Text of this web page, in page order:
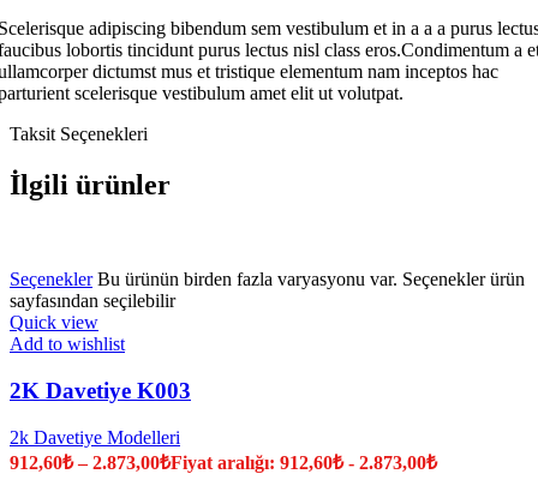
adipiscing bibendum sem vestibulum et in a a a purus
lobortis tincidunt purus lectus nisl class eros.Condimentum a
dictumst mus et tristique elementum nam inceptos hac
scelerisque vestibulum amet elit ut volutpat.
Taksit Seçenekleri
İlgili ürünler
Seçenekler Bu ürünün birden fazla varyasyonu var. Seçenekler ürün
sayfasından seçilebilir
Quick view
Add to wishlist
2K Davetiye K003
2k Davetiye Modelleri
912,60₺ –2.873,00₺Fiyat aralığı: 912,60₺ - 2.873,00₺